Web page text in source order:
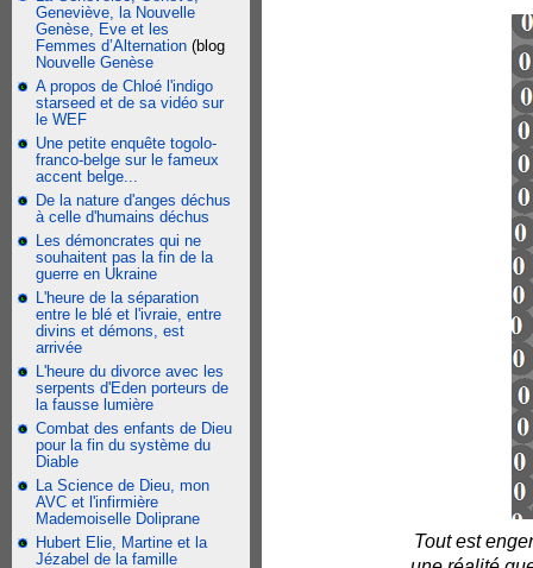
Geneviève, la Nouvelle
Genèse, Eve et les
Femmes d’Alternation (blog
Nouvelle Genèse
A propos de Chloé l'indigo
starseed et de sa vidéo sur
le WEF
Une petite enquête togolo-
franco-belge sur le fameux
accent belge...
De la nature d'anges déchus
à celle d'humains déchus
Les démoncrates qui ne
souhaitent pas la fin de la
guerre en Ukraine
L'heure de la séparation
entre le blé et l'ivraie, entre
divins et démons, est
arrivée
L'heure du divorce avec les
serpents d'Eden porteurs de
la fausse lumière
Combat des enfants de Dieu
pour la fin du système du
Diable
La Science de Dieu, mon
AVC et l'infirmière
Mademoiselle Doliprane
Hubert Elie, Martine et la
Jézabel de la famille
Tout est